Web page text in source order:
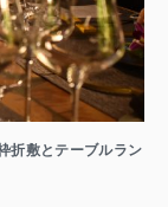
折敷とテーブルラン